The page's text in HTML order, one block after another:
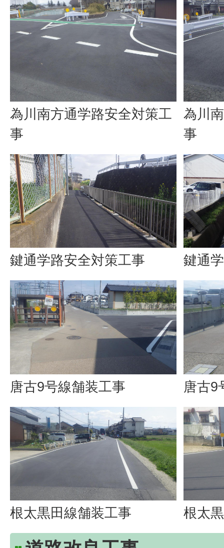
為川南方通学路安全対策工
事
為川
事
鍵通学路安全対策工事 鍵通
唐古9号線舗装工事 唐古9
根太黒田線舗装工事 根太